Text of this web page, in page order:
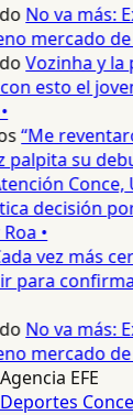
No va más:
mercado
Vozinha y la
esto el
“Me
palpita su
Conce,
decisión
•
vez más
para
No va más:
mercado
Agencia EFE
Deportes